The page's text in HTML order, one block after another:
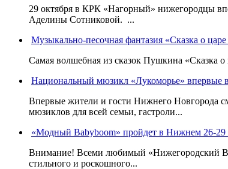
29 октября в КРК «Нагорный» нижегородцы
Аделины Сотниковой. ...
Музыкально-песочная фантазия «Сказка о
Самая волшебная из сказок Пушкина «Сказка
Национальный мюзикл «Лукоморье» впервые
Впервые жители и гости Нижнего Новгорода
мюзиклов для всей семьи, гастроли...
«Модный Babyboom» пройдет в Нижнем 26-29
Внимание! Всеми любимый «Нижегородский
стильного и роскошного...